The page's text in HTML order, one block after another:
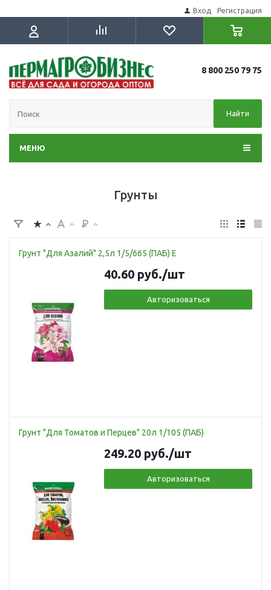
Вход Регистрация
8 800 250 79 75
Найти
МЕНЮ
Грунты
Грунт "Для Азалий" 2,5л 1/5/665 (ПАБ) Е
40.60 руб./шт
Авторизоваться
Грунт "Для Томатов и Перцев" 20л 1/105 (ПАБ)
249.20 руб./шт
Авторизоваться